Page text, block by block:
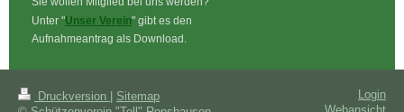
Unter "Unser Verein" gibt es den
Aufnahmeantrag als Download.
Druckversion
Sitemap
Login